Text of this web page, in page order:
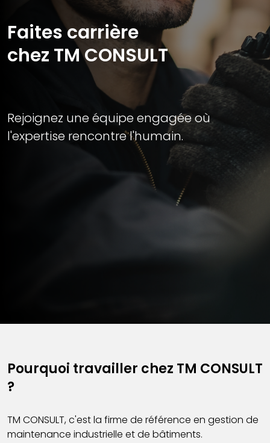
Faites carrière
chez TM CONSULT
Rejoignez une équipe engagée où
l'expertise rencontre l'humain.
Pourquoi travailler chez TM CONSULT
?
TM CONSULT, c'est la firme de référence en gestion de
maintenance industrielle et de bâtiments.